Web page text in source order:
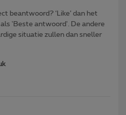
beantwoord? ‘Like’ dan het
'Beste antwoord'. De andere
situatie zullen dan sneller